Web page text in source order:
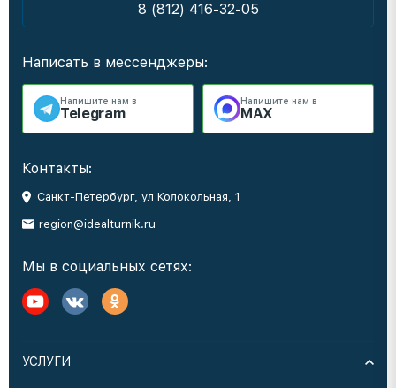
8 (812) 416-32-05
Написать в мессенджеры:
Напишите нам в
Telegram
Напишите нам в
MAX
Контакты:
Санкт-Петербург, ул Колокольная, 1
region@idealturnik.ru
Мы в социальных сетях:
УСЛУГИ